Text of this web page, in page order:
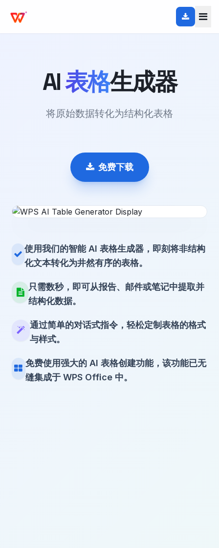
AI表格生成器
将原始数据转化为结构化表格
免费下载
使用我们的智能 AI 表格生成器，即刻将非结构
化文本转化为井然有序的表格。
只需数秒，即可从报告、邮件或笔记中提取并
结构化数据。
通过简单的对话式指令，轻松定制表格的格式
与样式。
免费使用强大的 AI 表格创建功能，该功能已无
缝集成于 WPS Office 中。